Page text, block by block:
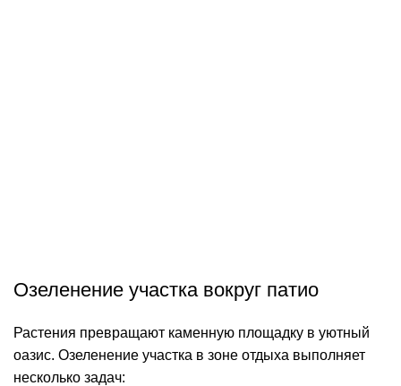
Озеленение участка вокруг патио
Растения превращают каменную площадку в уютный
оазис. Озеленение участка в зоне отдыха выполняет
несколько задач: